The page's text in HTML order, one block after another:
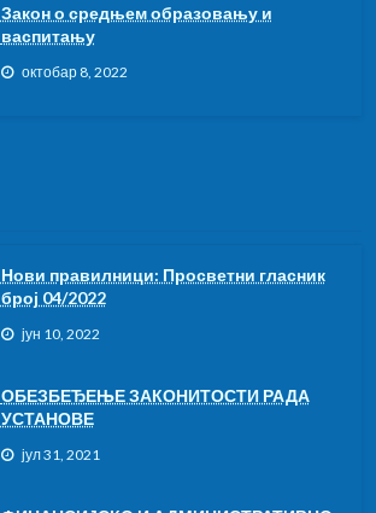
Закон о средњем образовању и
васпитању
октобар 8, 2022
Нови правилници: Просветни гласник
број 04/2022
јун 10, 2022
ОБЕЗБЕЂЕЊЕ ЗАКОНИТОСТИ РАДА
УСТАНОВЕ
јул 31, 2021